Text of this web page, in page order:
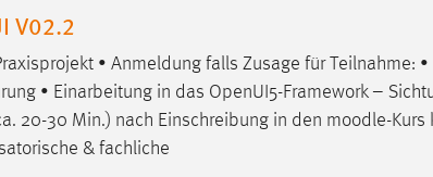
V02.2
• Anmeldung falls Zusage für Teilnahme:
• Einarbeitung in das OpenUI5-Framework –
20-30 Min.) nach Einschreibung in den moodle-Kurs
& fachliche
MIBEW_UserID,
mibew-chat-frame-style-